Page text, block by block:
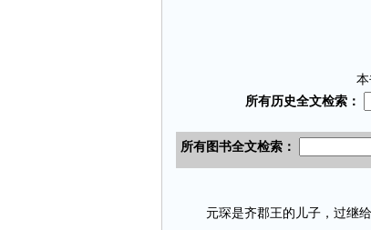
本
元琛是齐郡王的儿子，过继给